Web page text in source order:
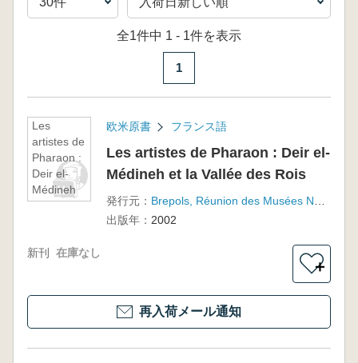
全1件中 1 - 1件を表示
1
Les
artistes de
Pharaon :
Deir el-
Médineh
et la
欧米原書 フランス語
Les artistes de Pharaon : Deir el-
Médineh et la Vallée des Rois
発行元：
出版年： 2002
新刊 在庫なし
＋
再入荷メール通知